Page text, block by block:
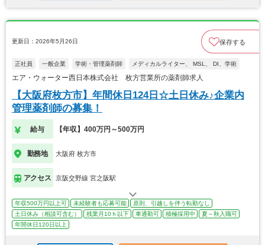
更新日：2026年5月26日 保存する
正社員 一般企業 学術・管理薬剤師 メディカルライター、 MSL、 DI、学術
エア・ウォーター西日本株式会社 枚方営業所の薬剤師求人
【大阪府枚方市】年間休日124日☆土日休み♪企業内
管理薬剤師の募集！
給与 【年収】400万円～500万円
勤務地 大阪府 枚方市
アクセス 京阪交野線 宮之阪駅
年収500万円以上可 未経験者も応募可能
原則、引越しを伴う転勤なし
土日休み（相談可含む）
残業月10ｈ以下 車通勤可 積極採用中
夏～秋入職可
年間休日120日以上